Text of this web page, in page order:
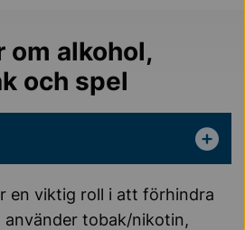
om alkohol,
och spel
en viktig roll i att förhindra
tobak/nikotin,